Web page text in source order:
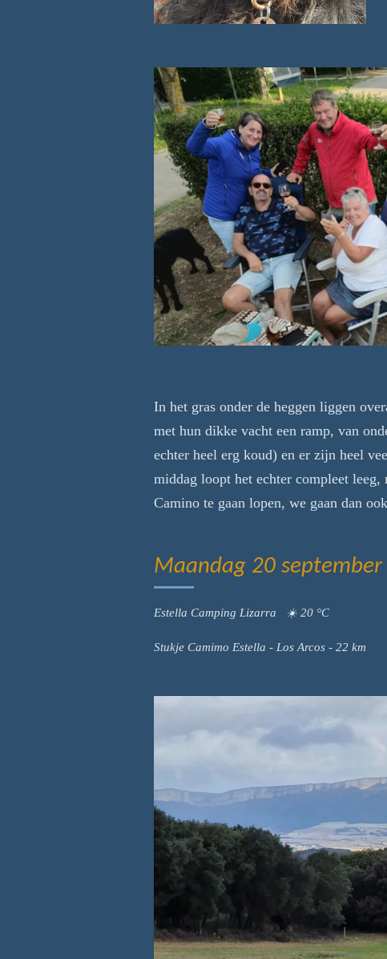
In het gras onder de heggen liggen
met hun dikke vacht een ramp, van
echter heel erg koud) en er zijn heel
middag loopt het echter compleet leeg,
Camino te gaan lopen, we gaan dan
Maandag 20 september
Estella Camping Lizarra ☀️ 20 °C
Stukje Camimo Estella - Los Arcos - 22 km